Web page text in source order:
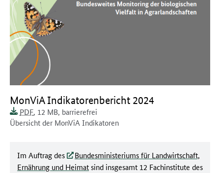
Dokument zum runterladen:
MonViA Indikatorenbericht 2024
Dokumentenformat:
PDFDokumentengröße:
, 12 MB
Barrierefreiheit:
Dieses Dokument ist
, barrierefrei
Dokumentenbeschreibung:
Übersicht der MonViA Indikatoren
Im Auftrag des
Bundesministeriums für Landwirtschaft,
Ernährung und Heimatsind insgesamt 12 Fachinstitute des